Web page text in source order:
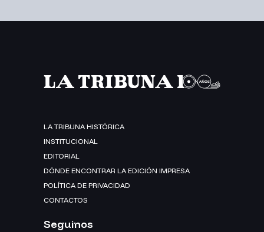
LA TRIBUNA HISTÓRICA
INSTITUCIONAL
EDITORIAL
DÓNDE ENCONTRAR LA EDICIÓN IMPRESA
POLÍTICA DE PRIVACIDAD
CONTACTOS
Seguinos